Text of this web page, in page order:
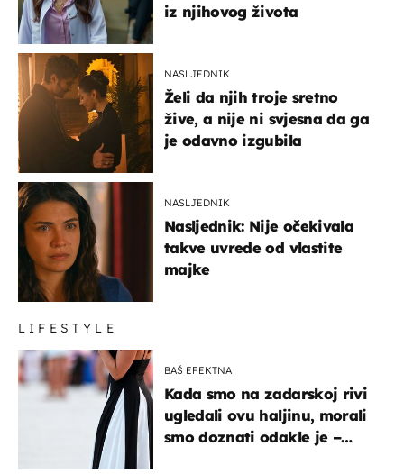
iz njihovog života
NASLJEDNIK
Želi da njih troje sretno
žive, a nije ni svjesna da ga
je odavno izgubila
NASLJEDNIK
Nasljednik: Nije očekivala
takve uvrede od vlastite
majke
LIFESTYLE
BAŠ EFEKTNA
Kada smo na zadarskoj rivi
ugledali ovu haljinu, morali
smo doznati odakle je –